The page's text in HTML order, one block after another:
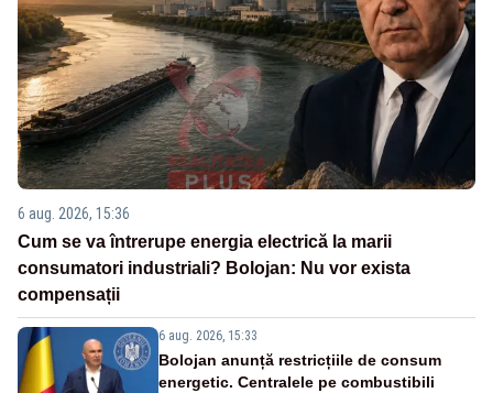
6 aug. 2026, 15:36
Cum se va întrerupe energia electrică la marii
consumatori industriali? Bolojan: Nu vor exista
compensații
6 aug. 2026, 15:33
Bolojan anunță restricțiile de consum
energetic. Centralele pe combustibili